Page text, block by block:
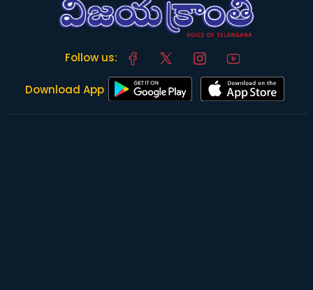
Follow us:
Download App